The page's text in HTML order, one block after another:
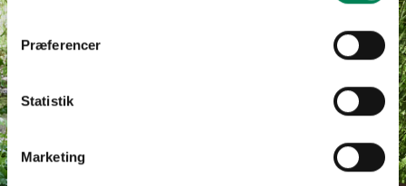
Præferencer
Statistik
Marketing